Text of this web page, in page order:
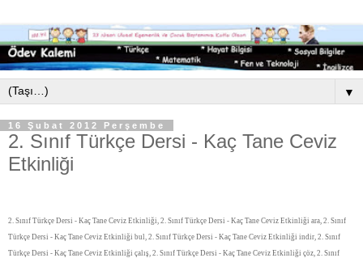
▼
16 Şubat 2012 Perşembe
2. Sınıf Türkçe Dersi - Kaç Tane Ceviz
Etkinliği
2. Sınıf Türkçe Dersi - Kaç Tane Ceviz Etkinliği, 2. Sınıf Türkçe Dersi - Kaç Tane Ceviz Etkinliği ara, 2. Sınıf
Türkçe Dersi - Kaç Tane Ceviz Etkinliği bul, 2. Sınıf Türkçe Dersi - Kaç Tane Ceviz Etkinliği indir, 2. Sınıf
Türkçe Dersi - Kaç Tane Ceviz Etkinliği çalış, 2. Sınıf Türkçe Dersi - Kaç Tane Ceviz Etkinliği çöz, 2. Sınıf